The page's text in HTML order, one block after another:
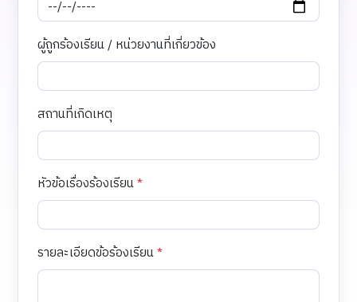
ผู้ถูกร้องเรียน / หน่วยงานที่เกี่ยวข้อง
สถานที่เกิดเหตุ
หัวข้อเรื่องร้องเรียน*
รายละเอียดข้อร้องเรียน*